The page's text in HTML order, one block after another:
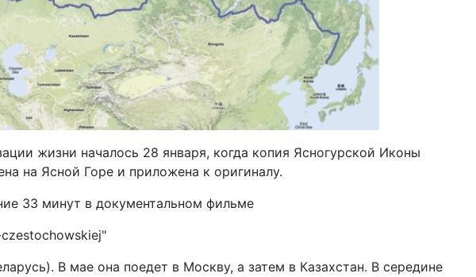
жизни началось 28 января, когда копия Ясногурской Иконы
на Ясной Горе и приложена к оригиналу.
33 минут в документальном фильме
В мае она поедет в Москву, а затем в Казахстан. В середине